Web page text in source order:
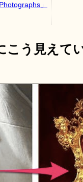
」
こう見え